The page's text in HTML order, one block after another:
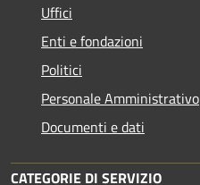
Uffici
Enti e fondazioni
Politici
Personale Amministrativo
Documenti e dati
CATEGORIE DI SERVIZIO